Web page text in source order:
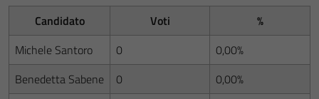
Candidato Voti
%
Michele Santoro
0
0,00%
Benedetta Sabene
0
0,00%